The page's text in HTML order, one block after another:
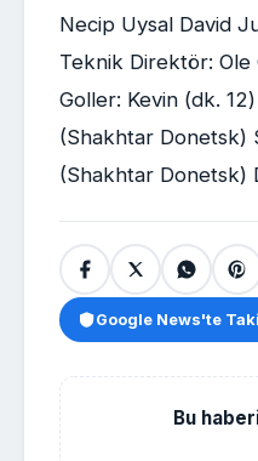
Necip Uysal David
Teknik Direktör: Ole
Goller: Kevin (dk.
(Shakhtar Donetsk)
(Shakhtar Donetsk)
Google News'te
Bu